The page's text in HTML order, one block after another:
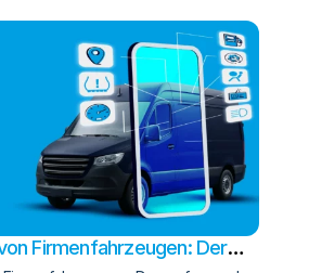
Firmenfahrzeugen: Der